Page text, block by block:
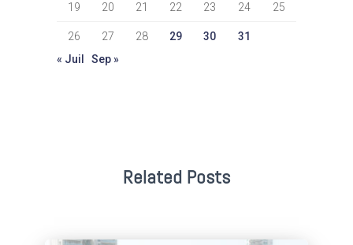
19 20 21 22 23 24 25
26 27 28 29 30
31
« Juil
Sep »
Related Posts